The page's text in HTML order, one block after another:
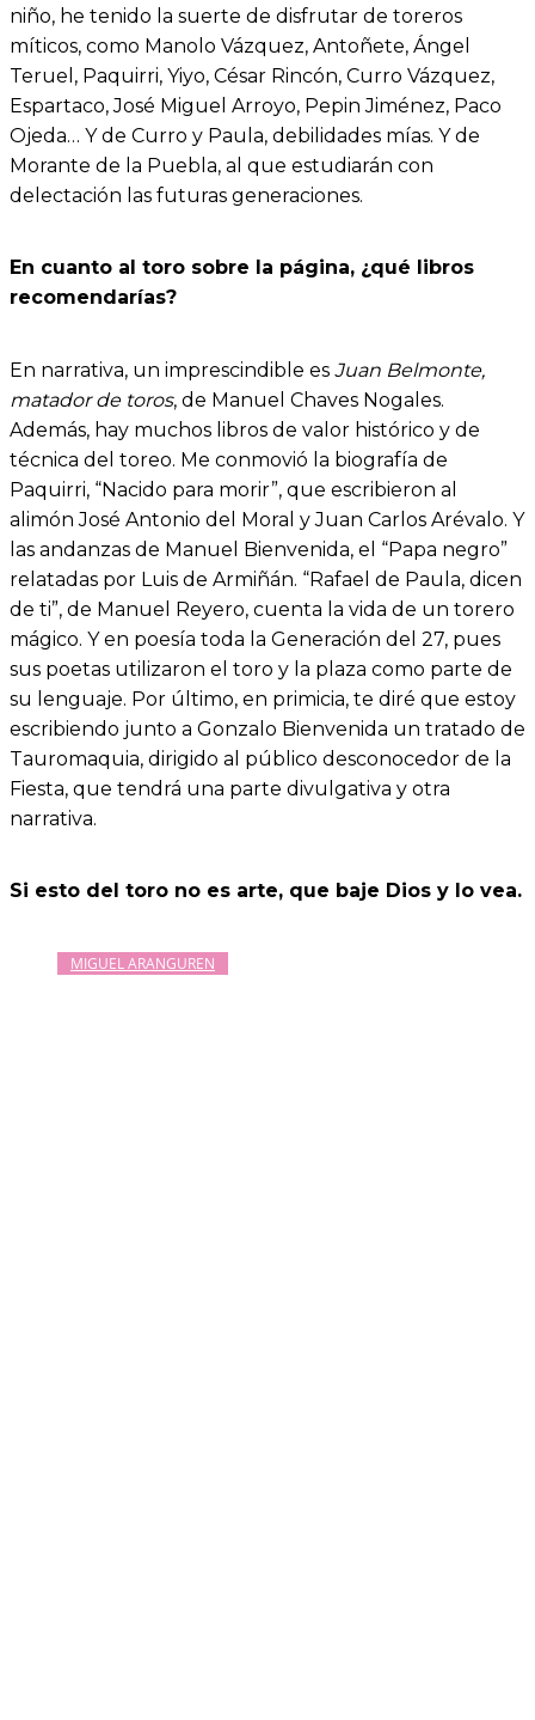
niño, he tenido la suerte de disfrutar de toreros
míticos, como Manolo Vázquez, Antoñete, Ángel
Teruel, Paquirri, Yiyo, César Rincón, Curro Vázquez,
Espartaco, José Miguel Arroyo, Pepin Jiménez, Paco
Ojeda… Y de Curro y Paula, debilidades mías. Y de
Morante de la Puebla, al que estudiarán con
delectación las futuras generaciones.
En cuanto al toro sobre la página, ¿qué libros
recomendarías?
En narrativa, un imprescindible es Juan Belmonte,
matador de toros, de Manuel Chaves Nogales.
Además, hay muchos libros de valor histórico y de
técnica del toreo. Me conmovió la biografía de
Paquirri, “Nacido para morir”, que escribieron al
alimón José Antonio del Moral y Juan Carlos Arévalo. Y
las andanzas de Manuel Bienvenida, el “Papa negro”
relatadas por Luis de Armiñán. “Rafael de Paula, dicen
de ti”, de Manuel Reyero, cuenta la vida de un torero
mágico. Y en poesía toda la Generación del 27, pues
sus poetas utilizaron el toro y la plaza como parte de
su lenguaje. Por último, en primicia, te diré que estoy
escribiendo junto a Gonzalo Bienvenida un tratado de
Tauromaquia, dirigido al público desconocedor de la
Fiesta, que tendrá una parte divulgativa y otra
narrativa.
Si esto del toro no es arte, que baje Dios y lo vea.
MIGUEL ARANGUREN